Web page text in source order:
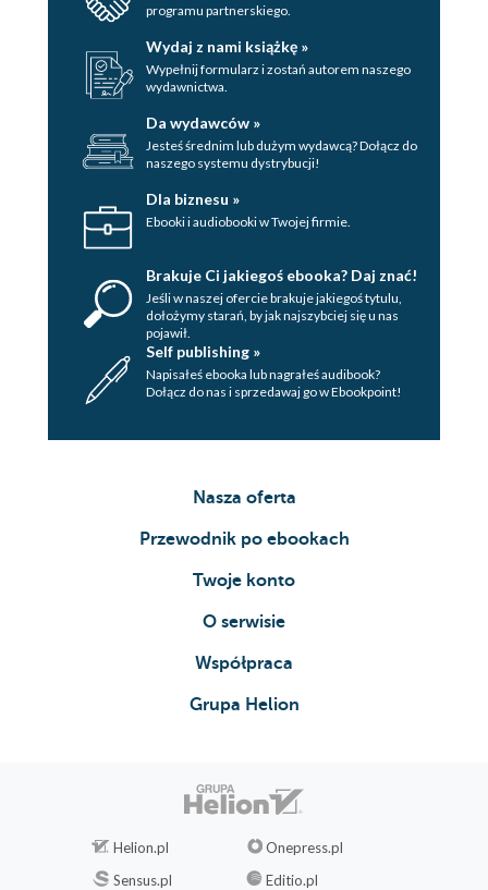
programu partnerskiego.
Wydaj z nami książkę »
Wypełnij formularz i zostań autorem naszego
wydawnictwa.
Da wydawców »
Jesteś średnim lub dużym wydawcą? Dołącz do
naszego systemu dystrybucji!
Dla biznesu »
Ebooki i audiobooki w Twojej firmie.
Brakuje Ci jakiegoś ebooka? Daj znać!
Jeśli w naszej ofercie brakuje jakiegoś tytulu,
dołożymy starań, by jak najszybciej się u nas
pojawił.
Self publishing »
Napisałeś ebooka lub nagrałeś audibook?
Dołącz do nas i sprzedawaj go w Ebookpoint!
Nasza oferta
Przewodnik po ebookach
Twoje konto
O serwisie
Współpraca
Grupa Helion
Helion.pl
Onepress.pl
Sensus.pl
Editio.pl